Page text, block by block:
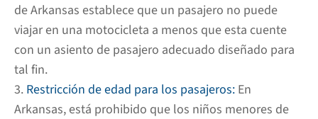
de Arkansas establece que un pasajero no puede
viajar en una motocicleta a menos que esta cuente
con un asiento de pasajero adecuado diseñado para
tal fin.
Restricción de edad para los pasajeros: En
Arkansas, está prohibido que los niños menores de